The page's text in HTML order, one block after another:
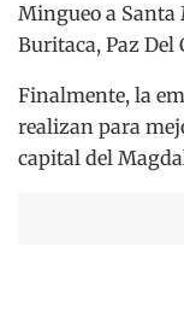
Mingueo a Santa
Buritaca, Paz Del
Finalmente, la
realizan para
capital del